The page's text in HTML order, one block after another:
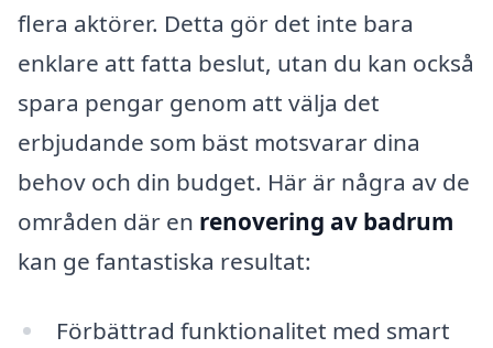
flera aktörer. Detta gör det inte bara
enklare att fatta beslut, utan du kan också
spara pengar genom att välja det
erbjudande som bäst motsvarar dina
behov och din budget. Här är några av de
områden där en renovering av badrum
kan ge fantastiska resultat:
Förbättrad funktionalitet med smart